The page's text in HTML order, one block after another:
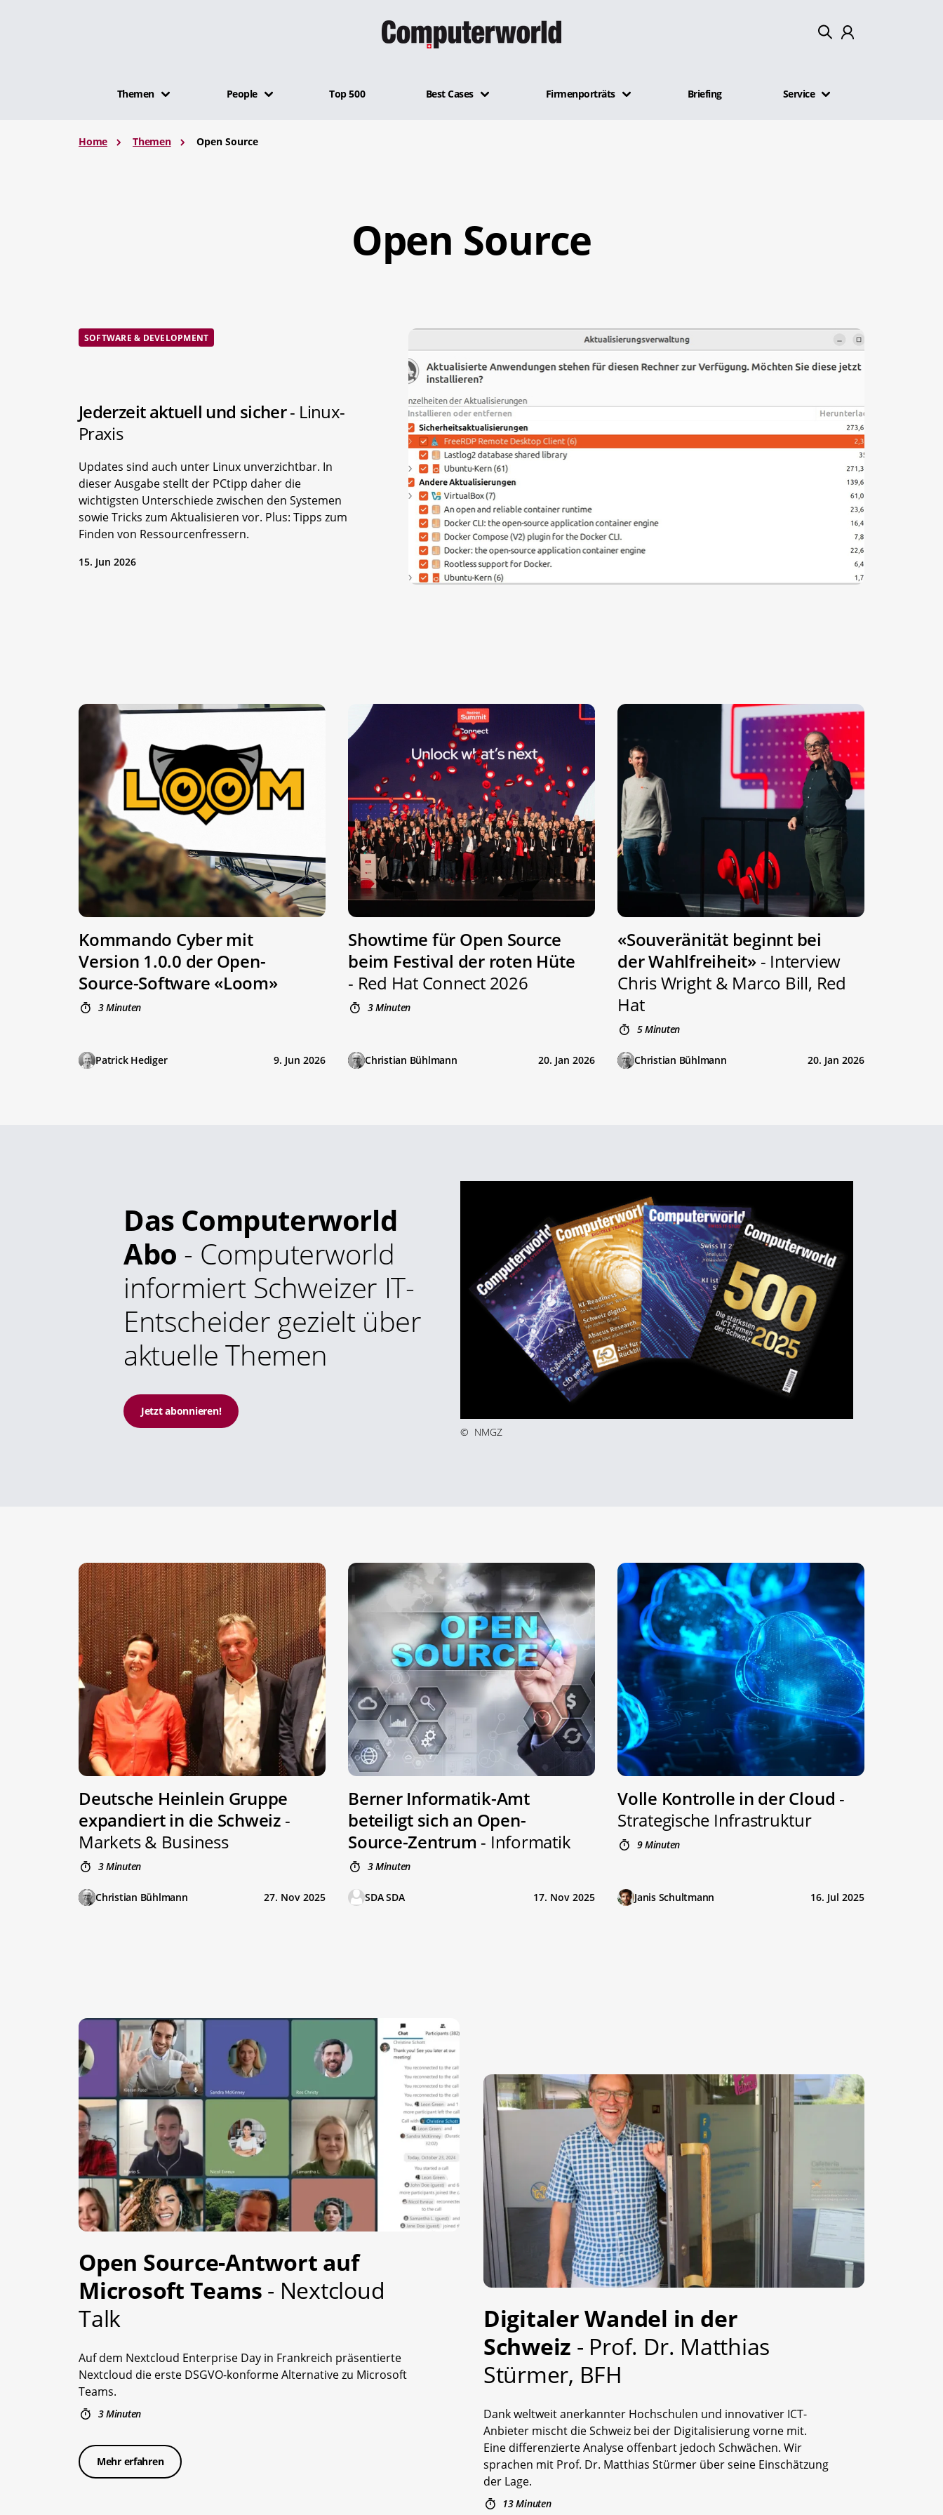
Themen People Top 500 Best Cases Firmenporträts Briefing Service
Home Themen Open Source
Open Source
SOFTWARE & DEVELOPMENT
Jederzeit aktuell und sicher- Linux-
Praxis
Updates sind auch unter Linux unverzichtbar. In
dieser Ausgabe stellt der PCtipp daher die
wichtigsten Unterschiede zwischen den Systemen
sowie Tricks zum Aktualisieren vor. Plus: Tipps zum
Finden von Ressourcenfressern.
15. Jun 2026
Kommando Cyber mit
Version 1.0.0 der Open-
Source-Software «Loom»
3 Minuten
Patrick Hediger 9. Jun 2026
Showtime für Open Source
beim Festival der roten Hüte
- Red Hat Connect 2026
3 Minuten
Christian Bühlmann 20. Jan 2026
«Souveränität beginnt bei
der Wahlfreiheit» - Interview
Chris Wright & Marco Bill, Red
Hat
5 Minuten
Christian Bühlmann 20. Jan 2026
© NMGZ
Das Computerworld
Abo - Computerworld
informiert Schweizer IT-
Entscheider gezielt über
aktuelle Themen
Jetzt abonnieren!
Deutsche Heinlein Gruppe
expandiert in die Schweiz -
Markets & Business
3 Minuten
Christian Bühlmann 27. Nov 2025
Berner Informatik-Amt
beteiligt sich an Open-
Source-Zentrum - Informatik
3 Minuten
SDA SDA 17. Nov 2025
Volle Kontrolle in der Cloud -
Strategische Infrastruktur
9 Minuten
Janis Schultmann 16. Jul 2025
Open Source-Antwort auf
Microsoft Teams - Nextcloud
Talk
Auf dem Nextcloud Enterprise Day in Frankreich präsentierte
Nextcloud die erste DSGVO-konforme Alternative zu Microsoft
Teams.
3 Minuten
Mehr erfahren
Digitaler Wandel in der
Schweiz - Prof. Dr. Matthias
Stürmer, BFH
Dank weltweit anerkannter Hochschulen und innovativer ICT-
Anbieter mischt die Schweiz bei der Digitalisierung vorne mit.
Eine differenzierte Analyse offenbart jedoch Schwächen. Wir
sprachen mit Prof. Dr. Matthias Stürmer über seine Einschätzung
der Lage.
13 Minuten